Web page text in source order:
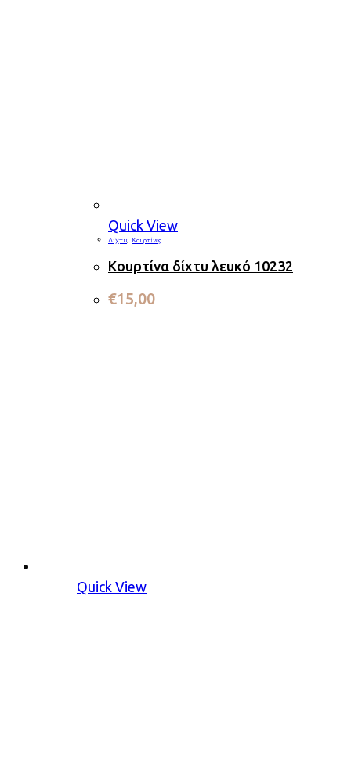
Quick View
Δίχτυ Κουρτίνες
Κουρτίνα δίχτυ λευκό 10232
€15,00
Quick View